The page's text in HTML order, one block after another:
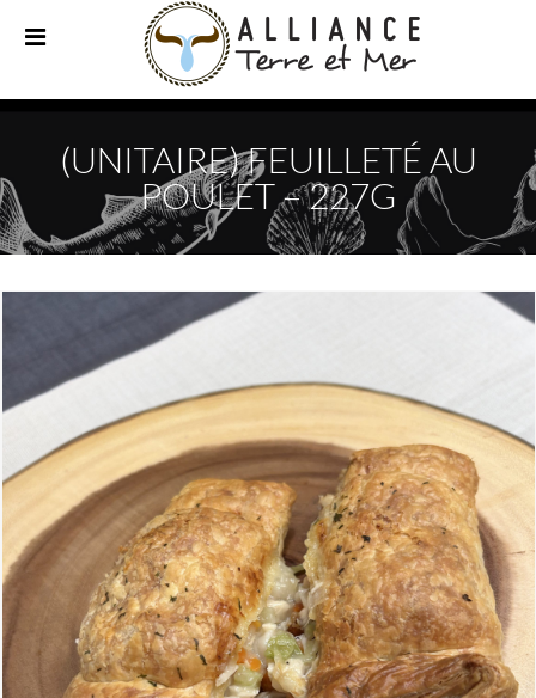
(UNITAIRE) FEUILLETÉ AU
POULET – 227G